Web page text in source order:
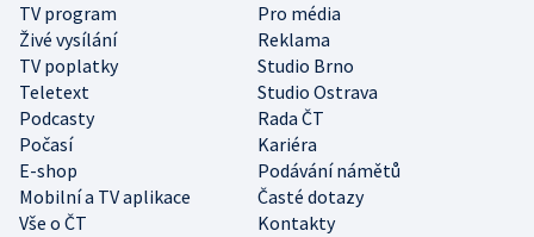
TV program
Pro média
Živé vysílání
Reklama
TV poplatky
Studio Brno
Teletext
Studio Ostrava
Podcasty
Rada ČT
Počasí
Kariéra
E-shop
Podávání námětů
Mobilní a TV aplikace
Časté dotazy
Vše o ČT
Kontakty